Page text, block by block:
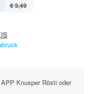
€ 3,49
Knusper Rösti oder